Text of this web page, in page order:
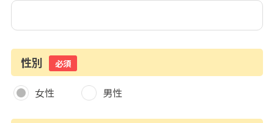
性別 必須
女性 男性